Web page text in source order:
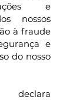
e
nossos
à fraude
e
do nosso